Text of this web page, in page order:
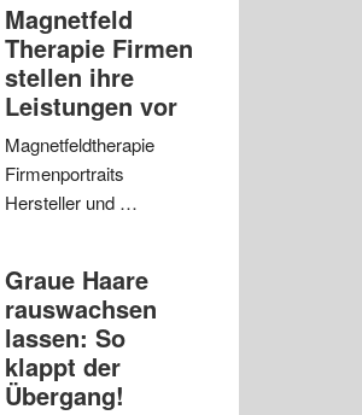
Magnetfeld
Therapie Firmen
stellen ihre
Leistungen vor
Magnetfeldtherapie
Firmenportraits
Hersteller und …
Graue Haare
rauswachsen
lassen: So
klappt der
Übergang!